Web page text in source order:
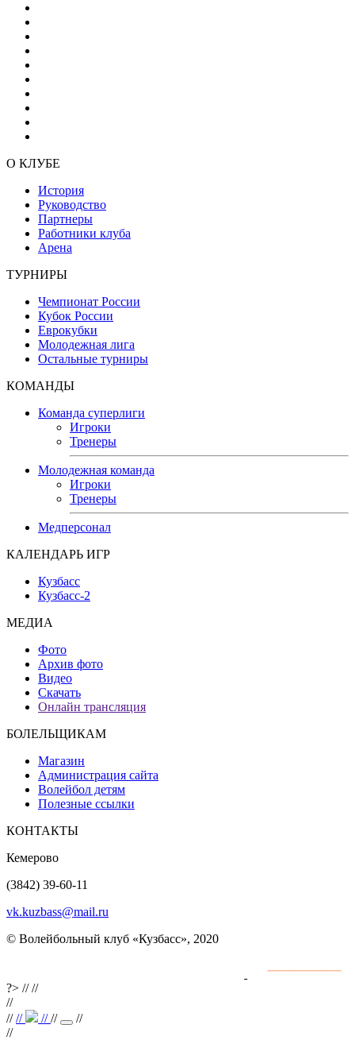
О КЛУБЕ
История
Руководство
Партнеры
Работники клуба
Арена
ТУРНИРЫ
Чемпионат России
Кубок России
Еврокубки
Молодежная лига
Остальные турниры
КОМАНДЫ
Команда суперлиги
Игроки
Тренеры
Молодежная команда
Игроки
Тренеры
Медперсонал
КАЛЕНДАРЬ ИГР
Кузбасс
Кузбасс-2
МЕДИА
Фото
Архив фото
Видео
Скачать
Онлайн трансляция
БОЛЕЛЬЩИКАМ
Магазин
Администрация сайта
Волейбол детям
Полезные ссылки
КОНТАКТЫ
Кемерово
(3842) 39-60-11
vk.kuzbass@mail.ru
© Волейбольный клуб «Кузбасс», 2020
?> ////
//
//// ////
//
//